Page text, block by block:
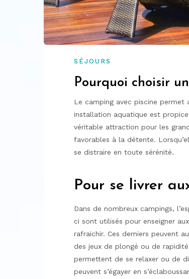
SÉJOURS
Pourquoi choisir
Le camping avec piscine permet
installation aquatique est
véritable attraction pour les
favorables à la détente.
se distraire en toute sérénité.
Pour se livrer
Dans de nombreux campings,
ci sont utilisés pour enseigner
rafraichir. Ces derniers peuvent
des jeux de plongé ou de
permettent de se relaxer ou de
peuvent s’égayer en